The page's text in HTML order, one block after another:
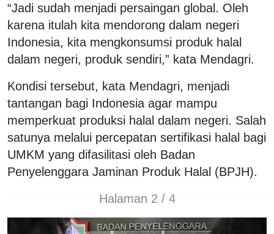
“Jadi sudah menjadi persaingan global. Oleh
karena itulah kita mendorong dalam negeri
Indonesia, kita mengkonsumsi produk halal
dalam negeri, produk sendiri,” kata Mendagri.
Kondisi tersebut, kata Mendagri, menjadi
tantangan bagi Indonesia agar mampu
memperkuat produksi halal dalam negeri. Salah
satunya melalui percepatan sertifikasi halal bagi
UMKM yang difasilitasi oleh Badan
Penyelenggara Jaminan Produk Halal (BPJH).
Halaman 2 / 4